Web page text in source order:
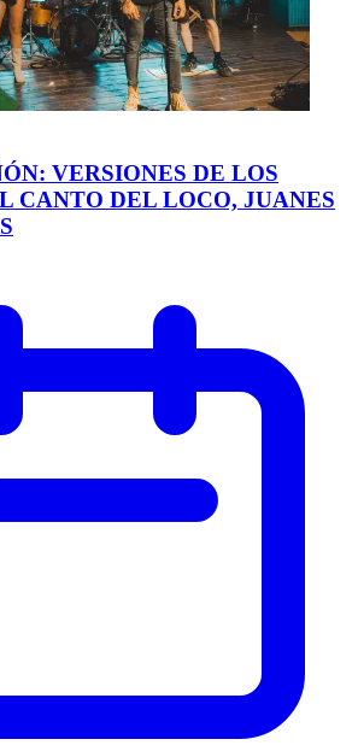
VERSIONES DE LOS
CANTO DEL LOCO, JUANES